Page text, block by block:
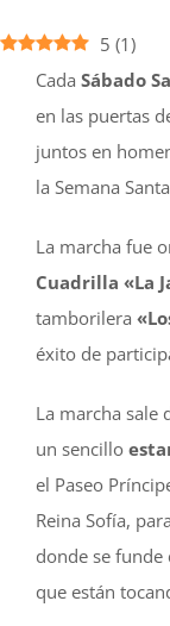
5 (1)
Cada Sábado
en las puertas
juntos en
la Semana
La marcha fue
Cuadrilla «La
tamborilera
éxito de
La marcha sale
un sencillo
el Paseo
Reina Sofía,
donde se
que están